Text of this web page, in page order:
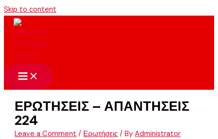
Skip to content
ΕΡΩΤΗΣΕΙΣ – ΑΠΑΝΤΗΣΕΙΣ
224
Leave a Comment / Ερωτήσεις / ByAdministrator